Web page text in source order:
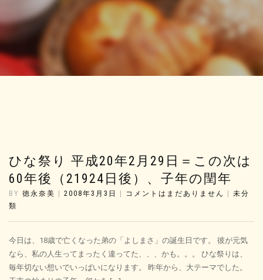
ひな祭り 平成20年2月29日＝この次は
60年後（21924日後）、子年の閏年
BY 徳永奈美 2008年3月3日 コメントはまだありません
未分
類
今日は、18歳で亡くなった弟の「よしまさ」の誕生日です。 彼が元気
なら、私の人生ってまったく違ってた、、、かも。。。 ひな祭りは、
毎年切ない想いでいっぱいになります。 昨年から、大テーマでした。